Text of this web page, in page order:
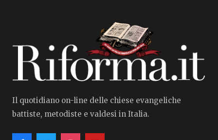
Il quotidiano on-line delle chiese evangeliche
battiste, metodiste e valdesi in Italia.